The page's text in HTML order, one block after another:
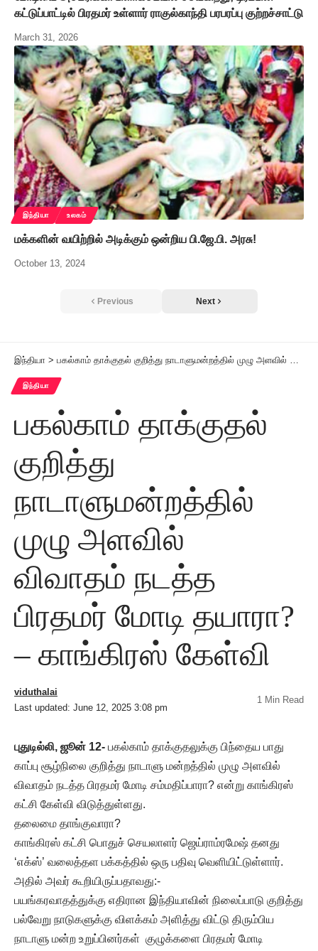
கட்டுப்பாட்டில் பிரதமர் உள்ளார் ராகுல்காந்தி பரபரப்பு குற்றச்சாட்டு
March 31, 2026
இந்தியா உலகம்
மக்களின் வயிற்றில் அடிக்கும் ஒன்றிய பி.ஜே.பி. அரசு!
October 13, 2024
Previous Next
இந்தியா > பகல்காம் தாக்குதல் குறித்து நாடாளுமன்றத்தில் முழு அளவில் விவாதம் நடத்த பிரதமர் மோடி தயாரா? – காங்கிரஸ் கேள்வி
இந்தியா
பகல்காம் தாக்குதல்
குறித்து
நாடாளுமன்றத்தில்
முழு அளவில்
விவாதம் நடத்த
பிரதமர் மோடி தயாரா?
– காங்கிரஸ் கேள்வி
Last updated: June 12, 2025 3:08 pm
viduthalai
1 Min Read
புதுடில்லி, ஜூன் 12- பகல்காம் தாக்குதலுக்கு பிந்தைய பாது
காப்பு சூழ்நிலை குறித்து நாடாளு மன்றத்தில் முழு அளவில்
விவாதம் நடத்த பிரதமர் மோடி சம்மதிப்பாரா? என்று காங்கிரஸ்
கட்சி கேள்வி விடுத்துள்ளது.
தலைமை தாங்குவாரா?
காங்கிரஸ் கட்சி பொதுச் செயலாளர் ஜெய்ராம்ரமேஷ் தனது
‘எக்ஸ்’ வலைத்தள பக்கத்தில் ஒரு பதிவு வெளியிட்டுள்ளார்.
அதில் அவர் கூறியிருப்பதாவது:-
பயங்கரவாதத்துக்கு எதிரான இந்தியாவின் நிலைப்பாடு குறித்து
பல்வேறு நாடுகளுக்கு விளக்கம் அளித்து விட்டு திரும்பிய
நாடாளு மன்ற உறுப்பினர்கள் குழுக்களை பிரதமர் மோடி